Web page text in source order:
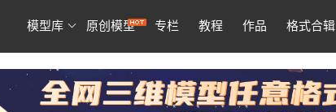
模型库 原创模型 专栏 教程 作品 格式合辑